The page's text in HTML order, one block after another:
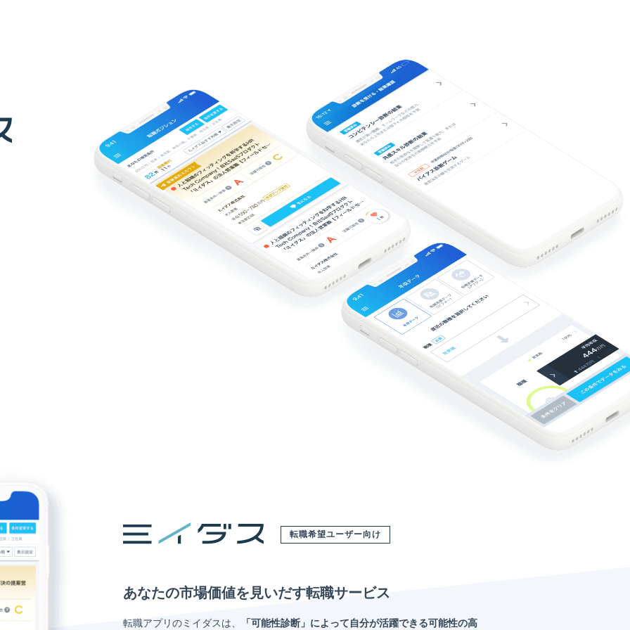
転職希望ユーザー向け
あなたの市場価値を見いだす転職サービス
転職アプリのミイダスは、 「可能性診断」によって自分が活躍できる可能性の高